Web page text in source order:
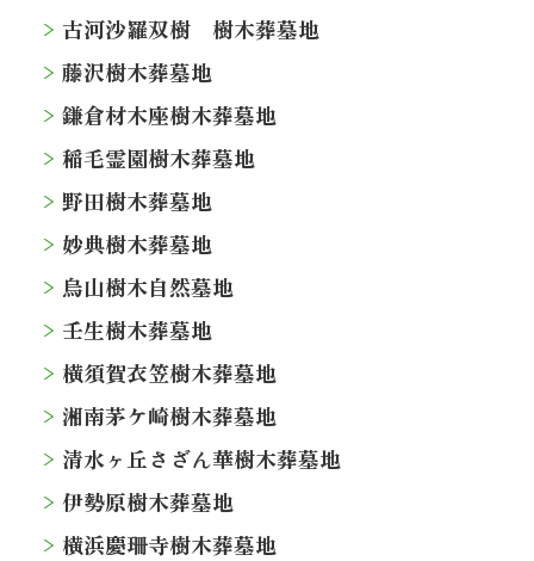
古河沙羅双樹 樹木葬墓地
藤沢樹木葬墓地
鎌倉材木座樹木葬墓地
稲毛霊園樹木葬墓地
野田樹木葬墓地
妙典樹木葬墓地
烏山樹木自然墓地
壬生樹木葬墓地
横須賀衣笠樹木葬墓地
湘南茅ケ崎樹木葬墓地
清水ヶ丘さざん華樹木葬墓地
伊勢原樹木葬墓地
横浜慶珊寺樹木葬墓地